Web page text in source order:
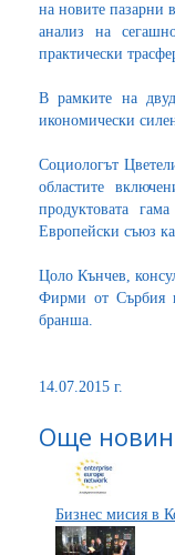
на новите пазарни
анализ на
практически
В рамките на
икономически
Социологът
областите
продуктовата
Европейски съюз
Цоло Кънчев,
Фирми от Сърбия и
бранша.
14.07.2015 г.
Още
Бизнес мисия в